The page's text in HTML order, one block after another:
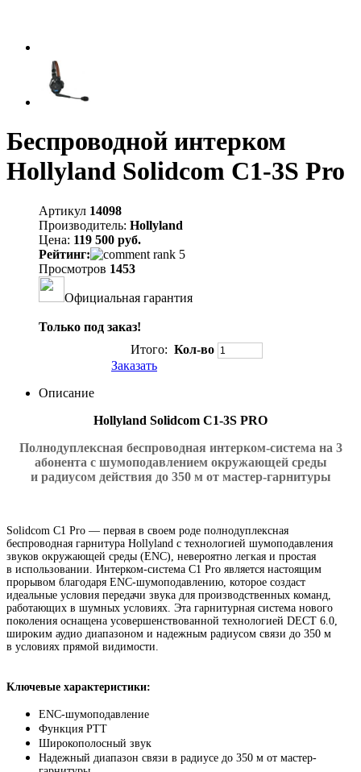
Беспроводной интерком
Hollyland Solidcom C1-3S Pro
Артикул 14098
Производитель: Hollyland
Цена: 119 500 руб.
Рейтинг:
Просмотров 1453
Официальная гарантия
Только под заказ!
Итого: Кол-во
Заказать
Описание
Hollyland Solidcom C1-3S PRO
Полнодуплексная беспроводная интерком-система на 3
абонента с шумоподавлением окружающей среды
и радиусом действия до 350 м от мастер-гарнитуры
Solidcom C1 Pro — первая в своем роде полнодуплексная
беспроводная гарнитура Hollyland с технологией шумоподавления
звуков окружающей среды (ENC), невероятно легкая и простая
в использовании. Интерком-система C1 Pro является настоящим
прорывом благодаря ENC-шумоподавлению , которое создаст
идеальные условия передачи звука для производственных команд
работающих в шумных условиях. Эта гарнитурная система нового
поколения оснащена усовершенствованной технологией DECT 6.0
широким аудио диапазоном и надежным радиусом связи до 350 м
в условиях прямой видимости.
Ключевые характеристики:
ENC-шумоподавление
Функция PTT
Широкополосный звук
Надежный диапазон связи в радиусе до 350 м от мастер-